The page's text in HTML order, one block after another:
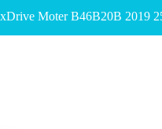
Moter B46B20B 2019